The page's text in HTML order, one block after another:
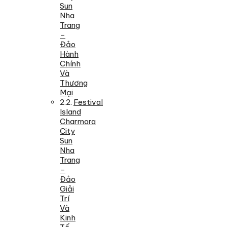
Sun
Nha
Trang
–
Đảo
Hành
Chính
Và
Thương
Mại
Festival
Island
Charmora
City
Sun
Nha
Trang
–
Đảo
Giải
Trí
Và
Kinh